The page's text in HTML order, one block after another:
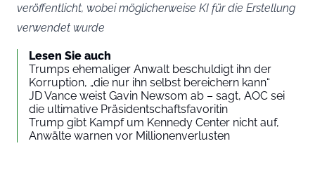
veröffentlicht, wobei möglicherweise KI für die Erstellung
verwendet wurde
Lesen Sie auch
Trumps ehemaliger Anwalt beschuldigt ihn der
Korruption, „die nur ihn selbst bereichern kann“
JD Vance weist Gavin Newsom ab – sagt, AOC sei
die ultimative Präsidentschaftsfavoritin
Trump gibt Kampf um Kennedy Center nicht auf,
Anwälte warnen vor Millionenverlusten